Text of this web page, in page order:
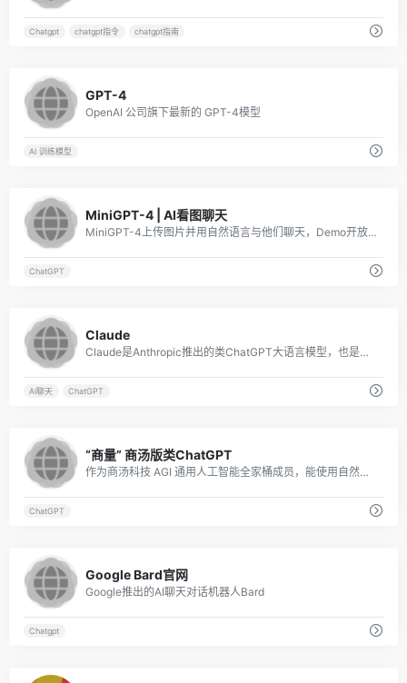
Chatgpt chatgpt指令 chatgpt指南
GPT-4
OpenAI 公司旗下最新的 GPT-4模型
AI 训练模型
MiniGPT-4 | AI看图聊天
MiniGPT-4上传图片并用自然语言与他们聊天，Demo开放在线可玩！
ChatGPT
Claude
Claude是Anthropic推出的类ChatGPT大语言模型，也是一个AI人工智能助理，可以帮助各种行业的用户处理工作，如客户服务、法律、教练、搜索和销售。Claude可以通过聊天界面和API进行...
AI聊天 ChatGPT
“商量” 商汤版类ChatGPT
作为商汤科技 AGI 通用人工智能全家桶成员，能使用自然的语言和人交流、 互动，致力于让 AI 技术普惠大众，成为人们生活、工作的好帮手。
ChatGPT
Google Bard官网
Google推出的AI聊天对话机器人Bard
Chatgpt